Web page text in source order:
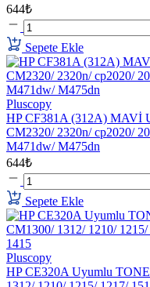
644₺
Sepete Ekle
Pluscopy
HP CF381A (312A)
CM2320/ 2320n/ cp2020/
M471dw/ M475dn
644₺
Sepete Ekle
Pluscopy
HP CE320A Uyumlu